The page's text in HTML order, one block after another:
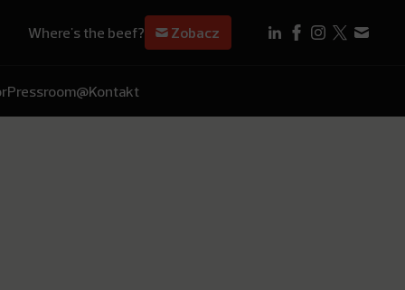
Where's the beef? Zobacz
Pressroom@Kontakt